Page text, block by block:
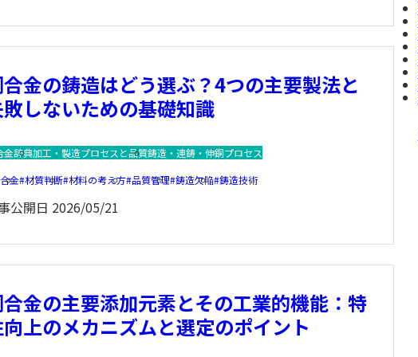
金の鋳造はどう選ぶ？4つの主要製法と
しないための基礎知識
金辞典加工・製造プロセスと品質鋳造・連鋳・伸銅プロセス
金 材質判断 材料の考え方 品質管理 鋳造欠陥 鋳造技術
公開日 2026/05/21
金の主要添加元素とその工業的機能：特
上のメカニズムと選定のポイント